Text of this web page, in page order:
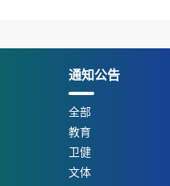
通知公告
全部
教育
卫健
文体